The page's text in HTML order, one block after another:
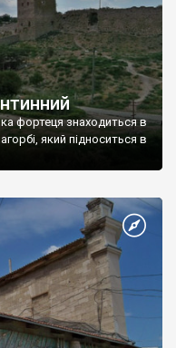
фортеця знаходиться в
який підноситься в